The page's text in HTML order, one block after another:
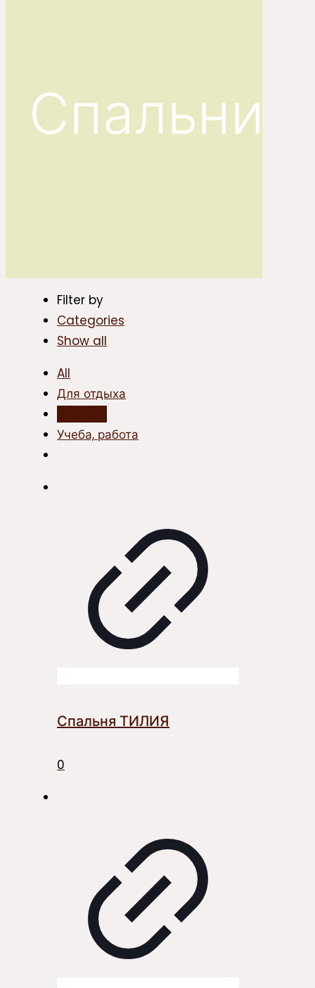
Спальни
Filter by
Categories
Show all
All
Для отдыха
Учеба, работа
Спальня ТИЛИЯ
0